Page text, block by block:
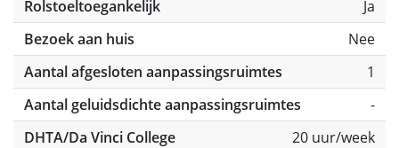
Rolstoeltoegankelijk
Ja
Bezoek aan huis
Nee
Aantal afgesloten aanpassingsruimtes
1
Aantal geluidsdichte aanpassingsruimtes
-
DHTA/Da Vinci College
20 uur/week